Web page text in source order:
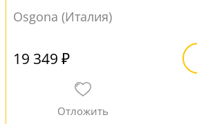
Osgona (Италия)
19 349 ₽